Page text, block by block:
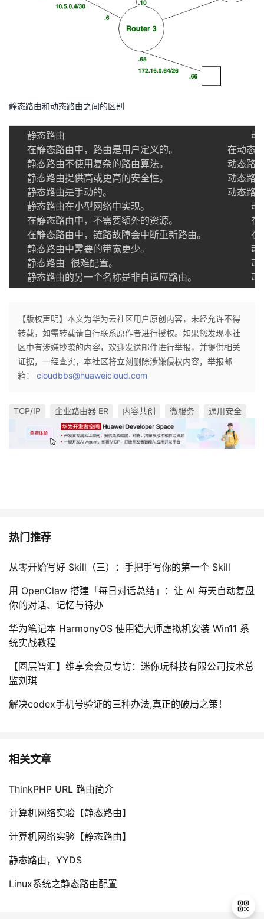
静态路由和动态路由之间的区别
  静态路由    							动态路由
  在静态路由中，路由是用户定义的。    	在动态路由中，路由根据拓扑进行更新。
  静态路由不使用复杂的路由算法。 			动态路由使用复杂的路由算法。
  静态路由提供高或更高的安全性。 			动态路由提供的安全性较低。
  静态路由是手动的。   					动态路由是自动化的。
  静态路由在小型网络中实现。   				动态路由在大型网络中实现。
  在静态路由中，不需要额外的资源。    		在动态路由中，需要额外的资源。
  在静态路由中，链路故障会中断重新路由。 		在动态路由中，链路故障不会中断重新路由。
  静态路由中需要的带宽更少。   				动态路由需要更多带宽。
  静态路由 很难配置。  						动态路由易于配置。
【版权声明】本文为华为云社区用户原创内容，未经允许不得
转载，如需转载请自行联系原作者进行授权。如果您发现本社
区中有涉嫌抄袭的内容，欢迎发送邮件进行举报，并提供相关
证据，一经查实，本社区将立刻删除涉嫌侵权内容，举报邮
箱： cloudbbs@huaweicloud.com
TCP/IP 企业路由器 ER 内容共创 微服务 通用安全
热门推荐
从零开始写好 Skill（三）：手把手写你的第一个 Skill
用 OpenClaw 搭建「每日对话总结」：让 AI 每天自动复盘
你的对话、记忆与待办
华为笔记本 HarmonyOS 使用铠大师虚拟机安装 Win11 系
统实战教程
【圈层智汇】维享会会员专访：迷你玩科技有限公司技术总
监刘琪
解决codex手机号验证的三种办法,真正的破局之策！
相关文章
ThinkPHP URL 路由简介
计算机网络实验【静态路由】
计算机网络实验【静态路由】
静态路由，YYDS
Linux系统之静态路由配置